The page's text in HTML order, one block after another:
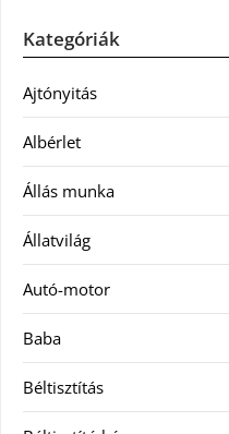
Kategóriák
Ajtónyitás
Albérlet
Állás munka
Állatvilág
Autó-motor
Baba
Béltisztítás